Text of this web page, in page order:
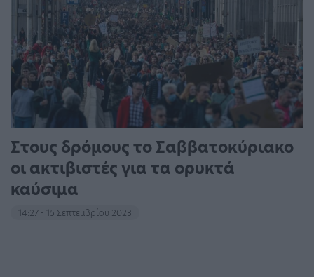
Στους δρόμους το Σαββατοκύριακο
οι ακτιβιστές για τα ορυκτά
καύσιμα
14:27 - 15 Σεπτεμβρίου 2023